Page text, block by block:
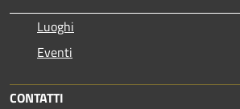
Luoghi
Eventi
CONTATTI